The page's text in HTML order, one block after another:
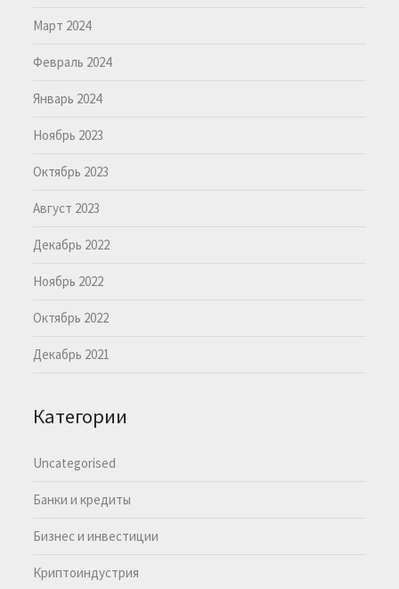
Март 2024
Февраль 2024
Январь 2024
Ноябрь 2023
Октябрь 2023
Август 2023
Декабрь 2022
Ноябрь 2022
Октябрь 2022
Декабрь 2021
Категории
Uncategorised
Банки и кредиты
Бизнес и инвестиции
Криптоиндустрия